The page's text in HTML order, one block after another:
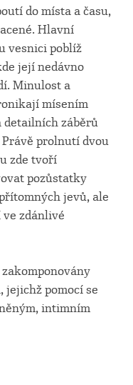
do místa a času,
Hlavní
vesnici poblíž
její nedávno
Minulost a
mísením
detailních záběrů
prolnutí dvou
zde tvoří
pozůstatky
jevů, ale
zdánlivé
pomocí se
intimním